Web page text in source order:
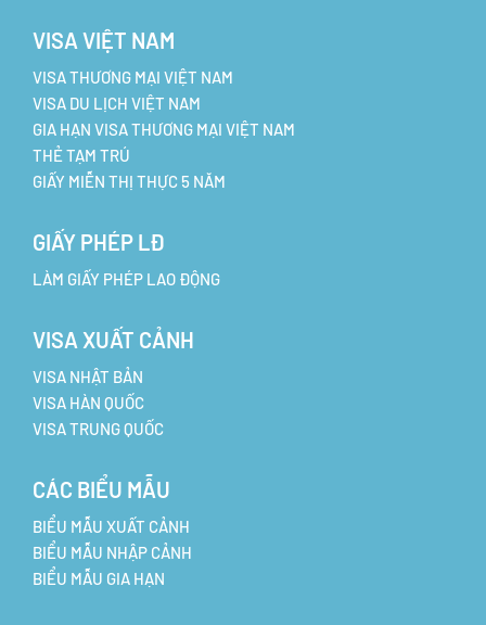
VISA VIỆT NAM
VISA THƯƠNG MẠI VIỆT NAM
VISA DU LỊCH VIỆT NAM
GIA HẠN VISA THƯƠNG MẠI VIỆT NAM
THẺ TẠM TRÚ
GIẤY MIỄN THỊ THỰC 5 NĂM
GIẤY PHÉP LĐ
LÀM GIẤY PHÉP LAO ĐỘNG
VISA XUẤT CẢNH
VISA NHẬT BẢN
VISA HÀN QUỐC
VISA TRUNG QUỐC
CÁC BIỂU MẪU
BIỂU MẪU XUẤT CẢNH
BIỂU MẪU NHẬP CẢNH
BIỂU MẪU GIA HẠN